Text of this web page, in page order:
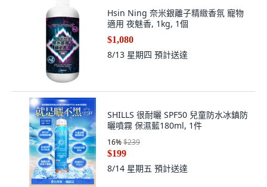
適用 夜魅香, 1kg, 1個
$1,080
8/13 星期四
曬噴霧 保濕藍180ml, 1件
16%$239
$199
8/14 星期五